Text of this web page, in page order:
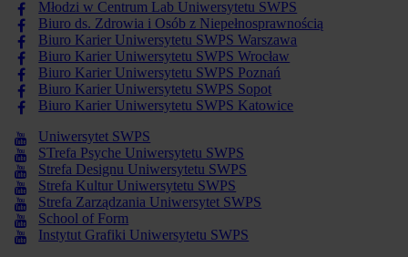
Młodzi w Centrum Lab Uniwersytetu SWPS
Biuro ds. Zdrowia i Osób z Niepełnosprawnością
Biuro Karier Uniwersytetu SWPS Warszawa
Biuro Karier Uniwersytetu SWPS Wrocław
Biuro Karier Uniwersytetu SWPS Poznań
Biuro Karier Uniwersytetu SWPS Sopot
Biuro Karier Uniwersytetu SWPS Katowice
Uniwersytet SWPS
STrefa Psyche Uniwersytetu SWPS
Strefa Designu Uniwersytetu SWPS
Strefa Kultur Uniwersytetu SWPS
Strefa Zarządzania Uniwersytet SWPS
School of Form
Instytut Grafiki Uniwersytetu SWPS